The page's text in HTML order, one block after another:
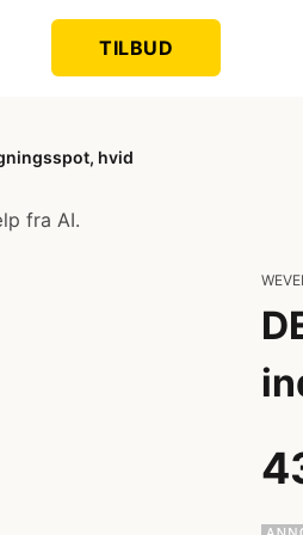
TILBUD
hvid
fra AI.